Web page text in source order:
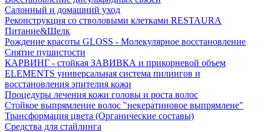
Салонный и домашний уход
Реконструкция со стволовыми клетками RESTAURA
Питание&Шелк
Рождение красоты GLOSS - Молекулярное восстановление
Снятие пушистости
КАРВИНГ - стойкая ЗАВИВКА и прикорневой объем
ELEMENTS универсальная система пилингов и
восстановления эпителия кожи
Процедуры лечения кожи головы и роста волос
Стойкое выпрямление волос "некератиновое выпрямлене"
Трансформация цвета (Органические составы)
Средства для стайлинга